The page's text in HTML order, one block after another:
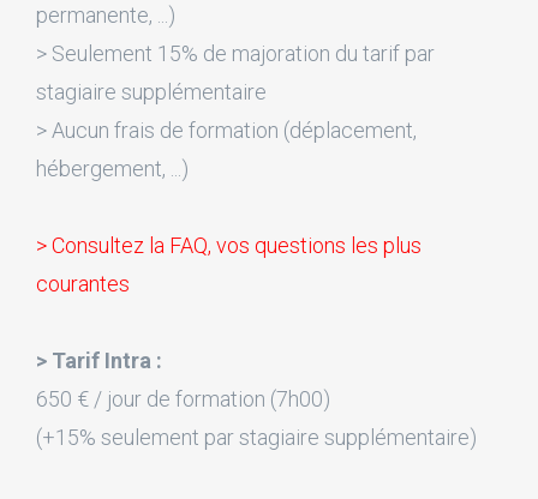
permanente, ...)
> Seulement 15% de majoration du tarif par
stagiaire supplémentaire
> Aucun frais de formation (déplacement,
hébergement, ...)
> Consultez la FAQ, vos questions les plus
courantes
> Tarif Intra :
650 € / jour de formation (7h00)
(+15% seulement par stagiaire supplémentaire)